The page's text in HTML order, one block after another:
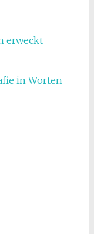
erweckt
in Worten